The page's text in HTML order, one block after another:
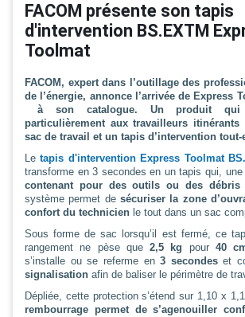
FACOM présente son tapis
d'intervention BS.EXTM
Toolmat
FACOM, expert dans l’outillage des
de l’énergie, annonce l’arrivée de Express
à son catalogue. Un produit qui
particulièrement aux travailleurs itinérants
sac de travail et un tapis d’intervention tout-
Letapis d'intervention Express Toolmat
transforme en 3 secondes en un tapis qui,
contenant pour des outils ou des débris
système permet de sécuriser la zone
confort du technicien le tout dans un sac
Sous forme de sac lorsqu’il est fermé, ce
rangement ne pèse que2,5 kg pour 40
s’installe ou se referme en3 secondeset
signalisation afin de baliser le périmètre de
Dépliée, cette protection s’étend sur 1,10 x
rembourrage permet de s’agenouiller